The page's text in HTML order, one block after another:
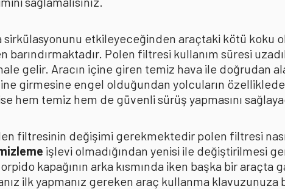
sirkülasyonunu etkileyeceğinden araçtaki kötü
barındırmaktadır. Polen filtresi kullanım süresi
gelir. Aracın içine giren temiz hava ile doğrudan
girmesine engel olduğundan yolcuların
hem temiz hem de güvenli sürüş yapmasını
filtresinin değişimi gerekmektedir polen filtresi
işlevi olmadığından yenisi ile değiştirilmesi
kapağının arka kısmında iken başka bir araçta
ilk yapmanız gereken araç kullanma klavuzunuza